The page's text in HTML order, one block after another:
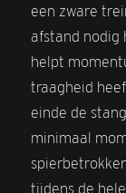
een zware
afstand nodig
helpt
traagheid
einde de
minimaal
tijdens de